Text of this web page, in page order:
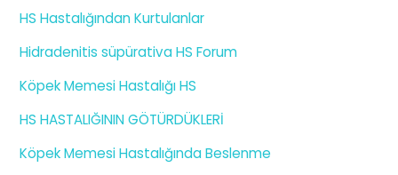
HS Hastalığından Kurtulanlar
Hidradenitis süpürativa HS Forum
Köpek Memesi Hastalığı HS
HS HASTALIĞININ GÖTÜRDÜKLERİ
Köpek Memesi Hastalığında Beslenme